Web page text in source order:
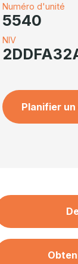
Numéro d'unité
5540
NIV
Planifier